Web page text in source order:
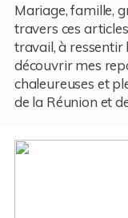
Mariage, famille,
travers ces
travail, à ressentir
découvrir mes
chaleureuses et
de la Réunion et